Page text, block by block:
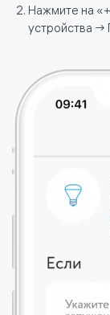
Нажмите на
устройства →